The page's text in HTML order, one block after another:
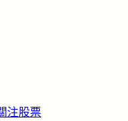
注股票